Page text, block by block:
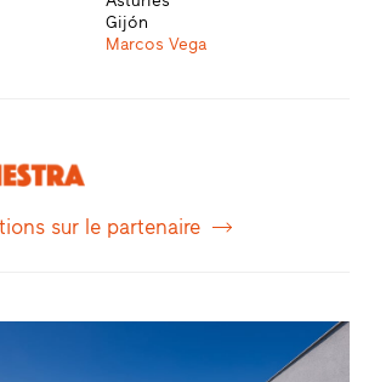
Gijón
Marcos Vega
sur le partenaire